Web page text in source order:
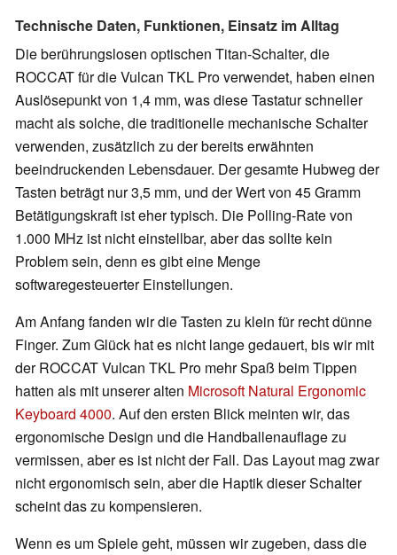
Technische Daten, Funktionen, Einsatz im Alltag
Die berührungslosen optischen Titan-Schalter, die
ROCCAT für die Vulcan TKL Pro verwendet, haben einen
Auslösepunkt von 1,4 mm, was diese Tastatur schneller
macht als solche, die traditionelle mechanische Schalter
verwenden, zusätzlich zu der bereits erwähnten
beeindruckenden Lebensdauer. Der gesamte Hubweg der
Tasten beträgt nur 3,5 mm, und der Wert von 45 Gramm
Betätigungskraft ist eher typisch. Die Polling-Rate von
1.000 MHz ist nicht einstellbar, aber das sollte kein
Problem sein, denn es gibt eine Menge
softwaregesteuerter Einstellungen.
Am Anfang fanden wir die Tasten zu klein für recht dünne
Finger. Zum Glück hat es nicht lange gedauert, bis wir mit
der ROCCAT Vulcan TKL Pro mehr Spaß beim Tippen
hatten als mit unserer alten Microsoft Natural Ergonomic
Keyboard 4000. Auf den ersten Blick meinten wir, das
ergonomische Design und die Handballenauflage zu
vermissen, aber es ist nicht der Fall. Das Layout mag zwar
nicht ergonomisch sein, aber die Haptik dieser Schalter
scheint das zu kompensieren.
Wenn es um Spiele geht, müssen wir zugeben, dass die